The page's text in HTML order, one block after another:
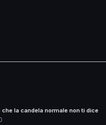
la candela normale non ti dice